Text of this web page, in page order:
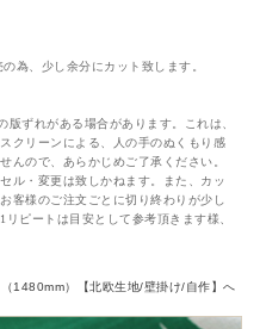
為、少し余分にカット致します。
ずれがある場合があります。これは、
クリーンによる、人の手のぬくもり感
んので、あらかじめご了承ください。
ル・変更は致しかねます。また、カッ
客様のご注文ごとに切り終わりが少し
ピートは目安として参考頂きます様、